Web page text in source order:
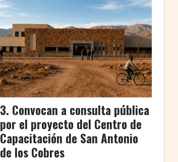
Convocan a consulta pública
por el proyecto del Centro de
Capacitación de San Antonio
de los Cobres